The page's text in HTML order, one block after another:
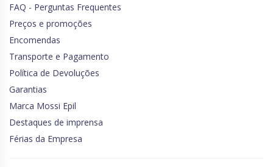
FAQ - Perguntas Frequentes
Preços e promoções
Encomendas
Transporte e Pagamento
Política de Devoluções
Garantias
Marca Mossi Epil
Destaques de imprensa
Férias da Empresa